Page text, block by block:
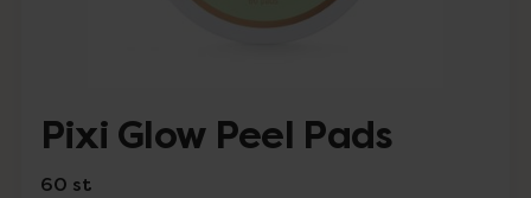
Pixi Glow Peel Pads
60 st